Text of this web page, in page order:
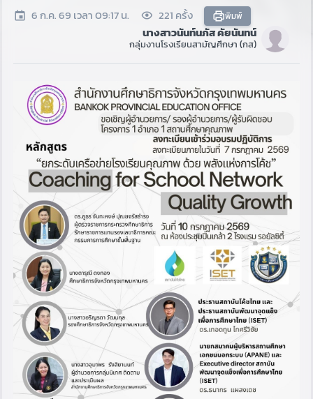
6 ก.ค. 69 เวลา 09:17 น. 221 ครั้ง พิมพ์
นางสาวนันท์นภัส คัยนันทน์
กลุ่มงานโรงเรียนสามัญศึกษา (กส)